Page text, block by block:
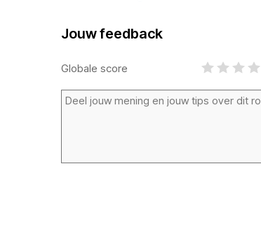
Jouw feedback
Globale score